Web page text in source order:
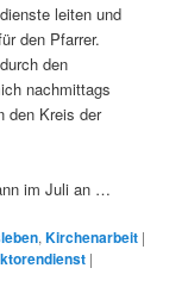
leiten und
den Pfarrer.
den
nachmittags
den Kreis der
im Juli an …
,Kirchenarbeit |
|